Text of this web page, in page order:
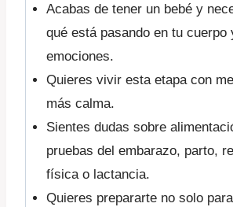
Acabas de tener un bebé y
qué está pasando en tu cuerpo
emociones.
Quieres vivir esta etapa con
más calma.
Sientes dudas sobre
pruebas del embarazo, parto,
física o lactancia.
Quieres prepararte no solo